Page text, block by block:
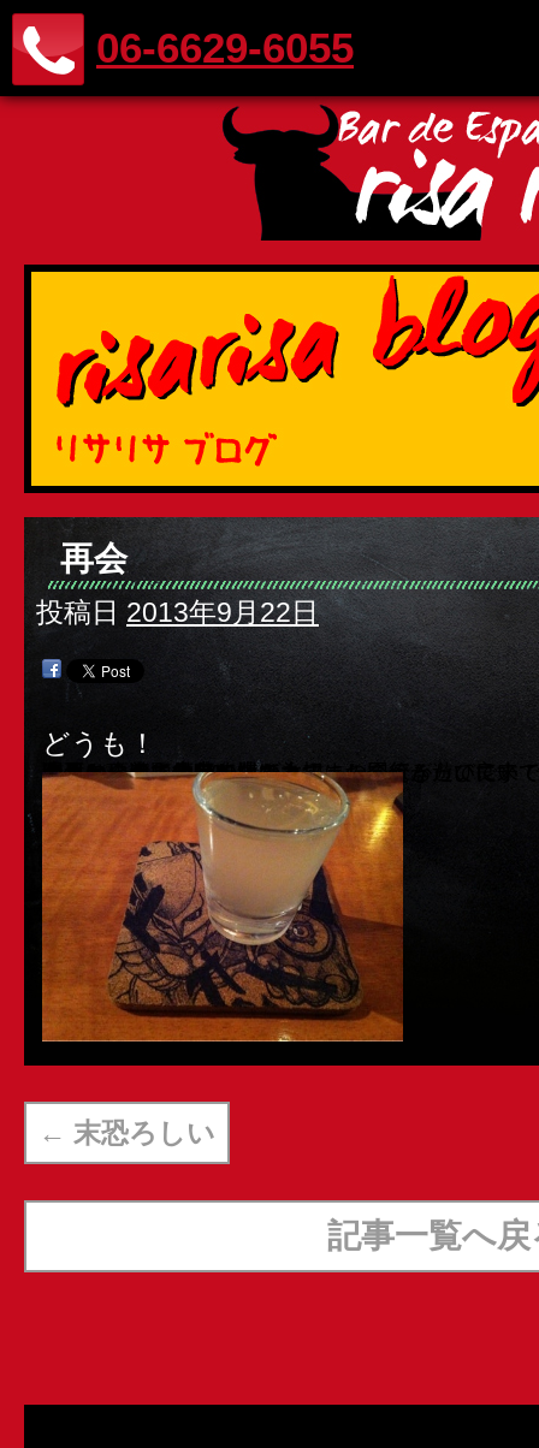
06-6629-6055
再会
投稿日 2013年9月22日
どうも！
明日からは、店舗改装の為
連休を頂きます(^^)
よろしくお願い申し上げます。
今日は、前に働いていたカフェの同僚が遊びに来
久々に会えて
ほんと、楽しかったな！
お互いに違う仕事してても、また会えるって良い
これからも、自分の縁を大切にして行きたいです！
← 末恐ろしい
記事一覧へ戻